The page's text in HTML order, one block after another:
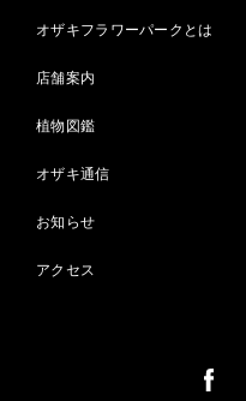
オザキフラワーパークとは
店舗案内
植物図鑑
オザキ通信
お知らせ
アクセス